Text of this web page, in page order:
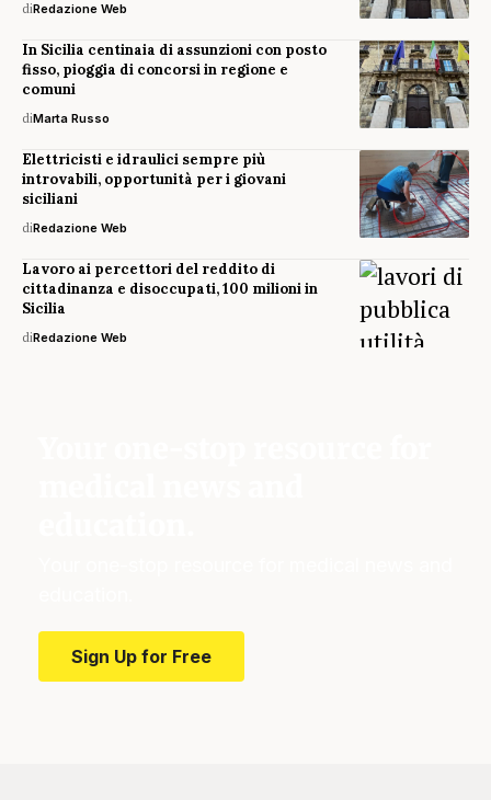
diRedazione Web
In Sicilia centinaia di assunzioni con posto
fisso, pioggia di concorsi in regione e
comuni
diMarta Russo
Elettricisti e idraulici sempre più
introvabili, opportunità per i giovani
siciliani
diRedazione Web
Lavoro ai percettori del reddito di
cittadinanza e disoccupati, 100 milioni in
Sicilia
diRedazione Web
Sign Up for Free